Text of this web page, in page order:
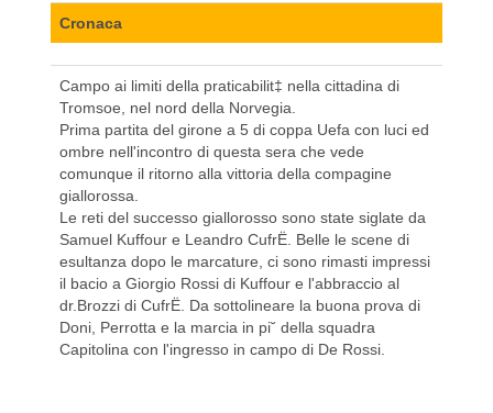
Cronaca
Campo ai limiti della praticabilit‡ nella cittadina di
Tromsoe, nel nord della Norvegia.
Prima partita del girone a 5 di coppa Uefa con luci ed
ombre nell'incontro di questa sera che vede
comunque il ritorno alla vittoria della compagine
giallorossa.
Le reti del successo giallorosso sono state siglate da
Samuel Kuffour e Leandro CufrË. Belle le scene di
esultanza dopo le marcature, ci sono rimasti impressi
il bacio a Giorgio Rossi di Kuffour e l'abbraccio al
dr.Brozzi di CufrË. Da sottolineare la buona prova di
Doni, Perrotta e la marcia in pi˘ della squadra
Capitolina con l'ingresso in campo di De Rossi.